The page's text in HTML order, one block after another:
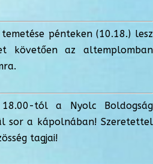
pénteken (10.18.) lesz
követően az altemplomban
18.00-tól a Nyolc Boldogság
sor a kápolnában! Szeretettel
tagjai!